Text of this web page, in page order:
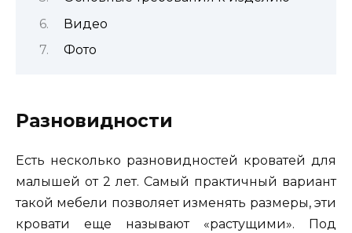
Видео
Фото
Разновидности
Есть несколько разновидностей кроватей для
малышей от 2 лет. Самый практичный вариант
такой мебели позволяет изменять размеры, эти
кровати еще называют «растущими». Под